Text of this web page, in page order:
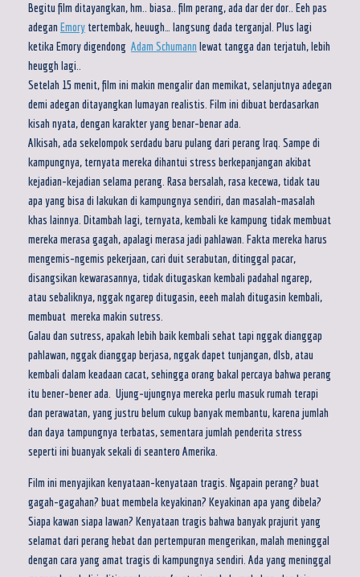
Begitu film ditayangkan, hm.. biasa.. film perang, ada dar der dor.. Eeh pas
adegan Emory tertembak, heuugh… langsung dada terganjal. Plus lagi
ketika Emory digendong Adam Schumann lewat tangga dan terjatuh, lebih
heuggh lagi..
Setelah 15 menit, film ini makin mengalir dan memikat, selanjutnya adegan
demi adegan ditayangkan lumayan realistis. Film ini dibuat berdasarkan
kisah nyata, dengan karakter yang benar-benar ada.
Alkisah, ada sekelompok serdadu baru pulang dari perang Iraq. Sampe di
kampungnya, ternyata mereka dihantui stress berkepanjangan akibat
kejadian-kejadian selama perang. Rasa bersalah, rasa kecewa, tidak tau
apa yang bisa di lakukan di kampungnya sendiri, dan masalah-masalah
khas lainnya. Ditambah lagi, ternyata, kembali ke kampung tidak membuat
mereka merasa gagah, apalagi merasa jadi pahlawan. Fakta mereka harus
mengemis-ngemis pekerjaan, cari duit serabutan, ditinggal pacar,
disangsikan kewarasannya, tidak ditugaskan kembali padahal ngarep,
atau sebaliknya, nggak ngarep ditugasin, eeeh malah ditugasin kembali,
membuat mereka makin sutress.
Galau dan sutress, apakah lebih baik kembali sehat tapi nggak dianggap
pahlawan, nggak dianggap berjasa, nggak dapet tunjangan, dlsb, atau
kembali dalam keadaan cacat, sehingga orang bakal percaya bahwa perang
itu bener-bener ada. Ujung-ujungnya mereka perlu masuk rumah terapi
dan perawatan, yang justru belum cukup banyak membantu, karena jumlah
dan daya tampungnya terbatas, sementara jumlah penderita stress
seperti ini buanyak sekali di seantero Amerika.
Film ini menyajikan kenyataan-kenyataan tragis. Ngapain perang? buat
gagah-gagahan? buat membela keyakinan? Keyakinan apa yang dibela?
Siapa kawan siapa lawan? Kenyataan tragis bahwa banyak prajurit yang
selamat dari perang hebat dan pertempuran mengerikan, malah meninggal
dengan cara yang amat tragis di kampungnya sendiri. Ada yang meninggal